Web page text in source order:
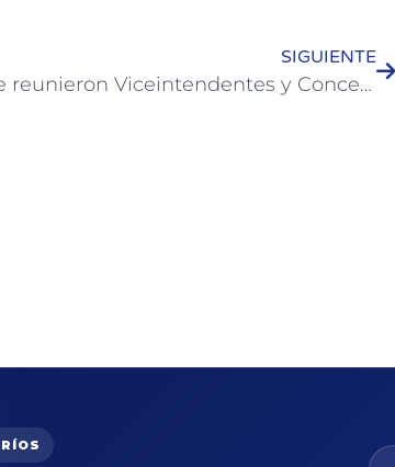
SIGUIENTE
Se reunieron Viceintendentes y Concejales en funciones y electos de Colón